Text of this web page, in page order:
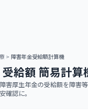
> 障害年金受給額計算機
給額 簡易計算
害厚生年金の受給額を障害
確認に。